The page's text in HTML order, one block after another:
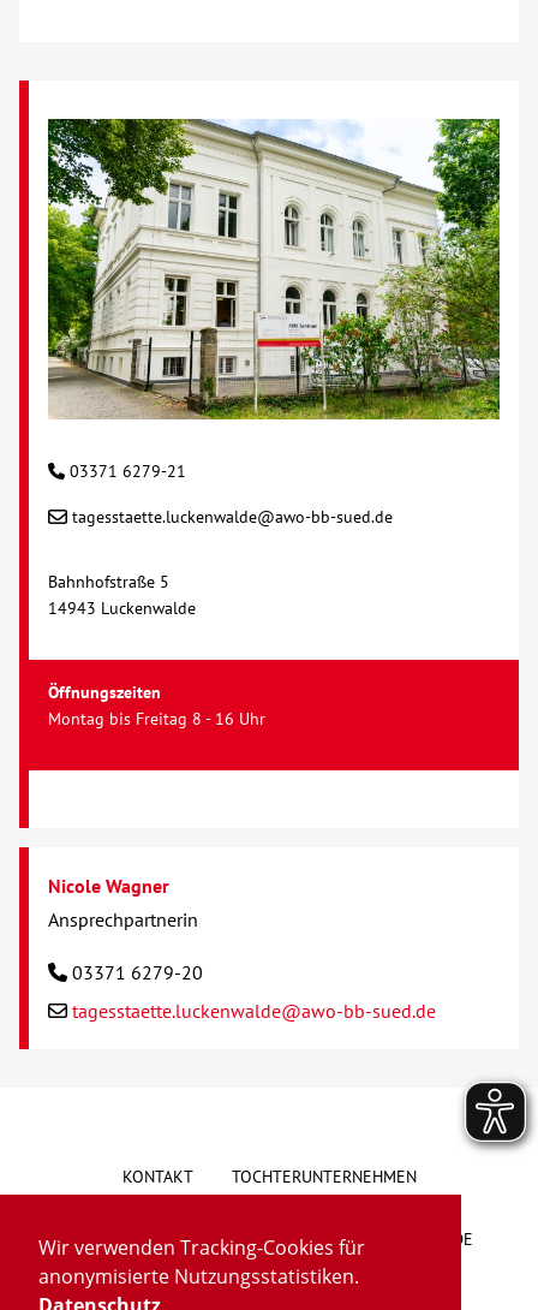
Wir verwenden Tracking-Cookies für
anonymisierte Nutzungsstatistiken.
Glossar
Suche
Kontakt
AWO BB Süd
03371 6279-21
tagesstaette.luckenwalde@awo-bb-sued.de
Bahnhofstraße 5
14943 Luckenwalde
Öffnungszeiten
Montag bis Freitag 8 - 16 Uhr
Nicole Wagner
Ansprechpartnerin
03371 6279-20
tagesstaette.luckenwalde@awo-bb-sued.de
KONTAKT TOCHTERUNTERNEHMEN
HINWEISGEBERSYSTEM VORSCHLAG/BESCHWERDE
LIEFERKETTENGESETZ